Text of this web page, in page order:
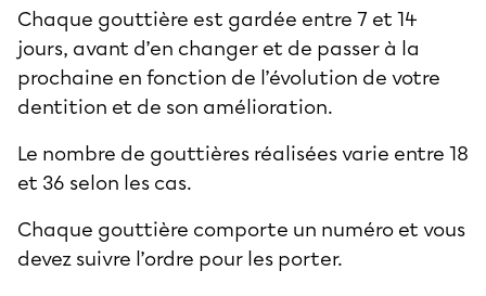
Chaque gouttière est gardée entre 7 et 14
jours, avant d’en changer et de passer à la
prochaine en fonction de l’évolution de votre
dentition et de son amélioration.
Le nombre de gouttières réalisées varie entre 18
et 36 selon les cas.
Chaque gouttière comporte un numéro et vous
devez suivre l’ordre pour les porter.